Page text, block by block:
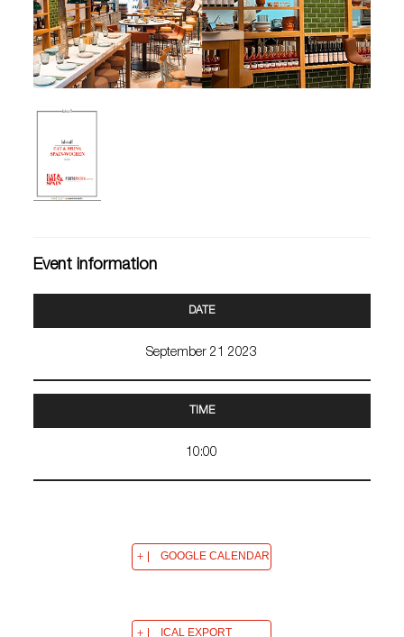
Event information
DATE
September 21 2023
TIME
10:00
GOOGLE CALENDAR
ICAL EXPORT